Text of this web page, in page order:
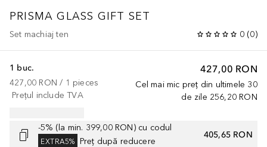
PRISMA GLASS GIFT SET
Set machiaj ten 0 (0)
427,00 RON
Cel mai mic preț din ultimele 30
de zile 256,20 RON
1 buc.
427,00 RON / 1 pieces
Prețul include TVA
-5% (la min. 399,00 RON) cu codul
EXTRA5% Preț după reducere
405,65 RON